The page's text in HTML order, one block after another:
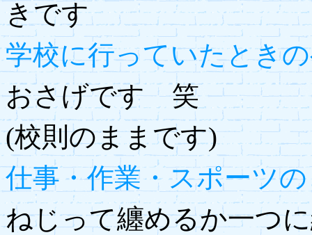
きです
学校に行っていたとき
おさげです 笑
(校則のままです)
仕事・作業・スポーツ
ねじって纏めるか一つ